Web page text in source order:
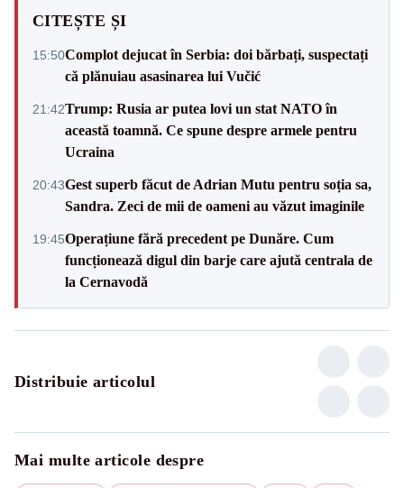
CITEȘTE ȘI
15:50Complot dejucat în Serbia: doi bărbați, suspectați
că plănuiau asasinarea lui Vučić
21:42Trump: Rusia ar putea lovi un stat NATO în
această toamnă. Ce spune despre armele pentru
Ucraina
20:43Gest superb făcut de Adrian Mutu pentru soția sa,
Sandra. Zeci de mii de oameni au văzut imaginile
19:45Operațiune fără precedent pe Dunăre. Cum
funcționează digul din barje care ajută centrala de
la Cernavodă
Distribuie articolul
Mai multe articole despre